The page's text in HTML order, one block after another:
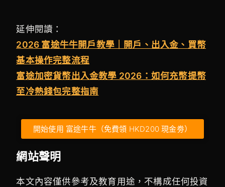
延伸閱讀：
2026 富途牛牛開戶教學｜開戶、出入金、買幣
基本操作完整流程
富途加密貨幣出入金教學 2026：如何充幣提幣
至冷熱錢包完整指南
開始使用 富途牛牛（免費領 HKD200 現金劵）
網站聲明
本文內容僅供參考及教育用途，不構成任何投資